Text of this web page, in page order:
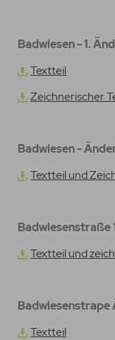
Badwiesen - 1.
Textteil
Zeichnerischer
Badwiesen -
Textteil und
Badwiesenstraße
Textteil und
Badwiesenstrape
Textteil